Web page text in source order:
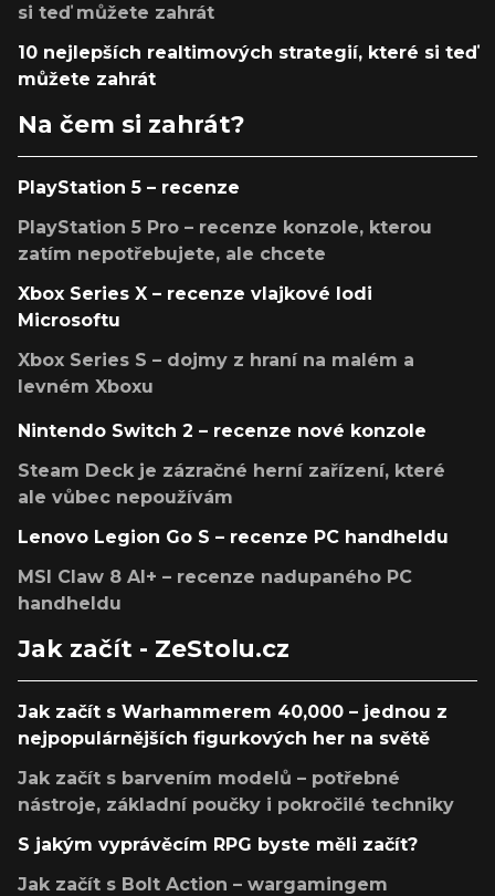
si teď můžete zahrát
10 nejlepších realtimových strategií, které si teď
můžete zahrát
Na čem si zahrát?
PlayStation 5 – recenze
PlayStation 5 Pro – recenze konzole, kterou
zatím nepotřebujete, ale chcete
Xbox Series X – recenze vlajkové lodi
Microsoftu
Xbox Series S – dojmy z hraní na malém a
levném Xboxu
Nintendo Switch 2 – recenze nové konzole
Steam Deck je zázračné herní zařízení, které
ale vůbec nepoužívám
Lenovo Legion Go S – recenze PC handheldu
MSI Claw 8 AI+ – recenze nadupaného PC
handheldu
Jak začít - ZeStolu.cz
Jak začít s Warhammerem 40,000 – jednou z
nejpopulárnějších figurkových her na světě
Jak začít s barvením modelů – potřebné
nástroje, základní poučky i pokročilé techniky
S jakým vyprávěcím RPG byste měli začít?
Jak začít s Bolt Action – wargamingem